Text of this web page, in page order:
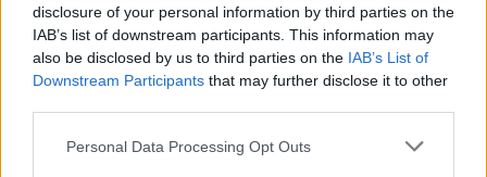
disclosure of your personal information by third parties on the
IAB’s list of downstream participants. This information may
also be disclosed by us to third parties on the IAB’s List of
Downstream Participants that may further disclose it to other
Personal Data Processing Opt Outs
δυνατότητα αύξησης του εισοδήματός τους, με
αυξημένη προστασία στο εργασιακό καθεστώς
τους.Πώς;
• Δίνεται η δυνατότητα στους ιδιωτικούς
εκπαιδευτικούς να εργάζονται και σε πρόσθετες